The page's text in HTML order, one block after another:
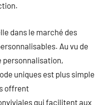
dans le marché des
Au vu de
personnalisation,
uniques est plus simple
offrent
qui facilitent aux